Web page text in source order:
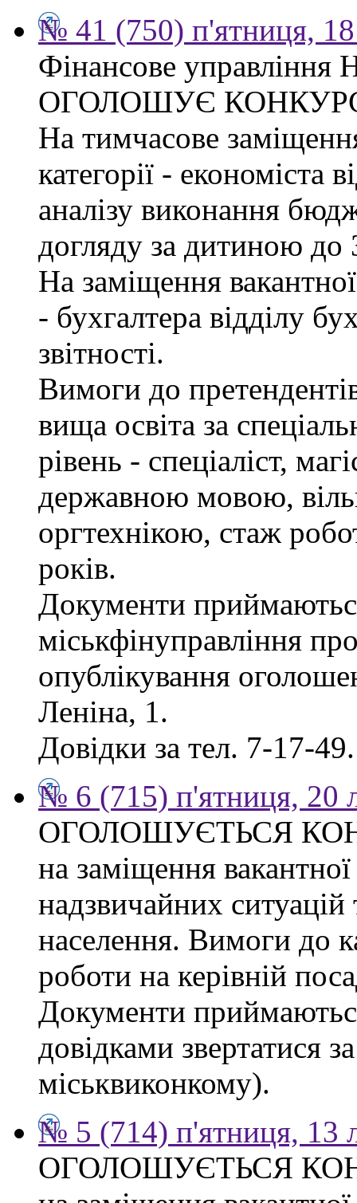
№ 41 (750) п'ятниця, 18
Фінансове управління
ОГОЛОШУЄ
На тимчасове
категорії - економіста
аналізу виконання
догляду за дитиною до
На заміщення вакантної
- бухгалтера відділу
звітності.
Вимоги до
вища освіта за
рівень - спеціаліст,
державною мовою,
оргтехнікою, стаж
років.
Документи
міськфінуправління
опублікування
Леніна, 1.
Довідки за тел. 7-17-49.
№ 6 (715) п'ятниця, 20
ОГОЛОШУЄТЬСЯ
на заміщення
надзвичайних ситуацій
населення. Вимоги до
роботи на керівній
Документи
довідками звертатися
міськвиконкому).
№ 5 (714) п'ятниця, 13
ОГОЛОШУЄТЬСЯ